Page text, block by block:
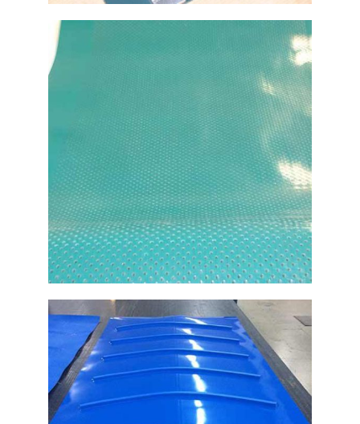
Telera de aluminio para
Ampliar
Correas perforadas de color
azul para bandas
transportadoras
Ampliar